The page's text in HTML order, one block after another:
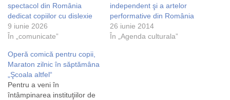
spectacol din România
dedicat copiilor cu dislexie
9 iunie 2026
În „comunicate”
independent şi a artelor
performative din România
26 iunie 2014
În „Agenda culturala”
Operă comică pentru copii,
Maraton zilnic în săptămâna
„Şcoala altfel“
Pentru a veni în
întâmpinarea instituţiilor de